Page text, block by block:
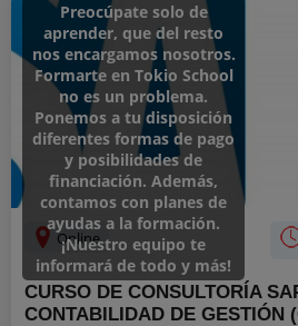
Preocúpate solo de
aprender, que del resto
nos encargamos nosotros.
Formarte en Tokio School
no es un problema.
Ponemos a tu disposición
diferentes formas de pago
y posibilidades de
financiación. Además,
contamos con planes de
ayudas a la formación.
¡Nuestro equipo te
informará de todo y más!
Online
CURSO DE CONSULTORÍA
CONTABILIDAD DE GESTIÓN